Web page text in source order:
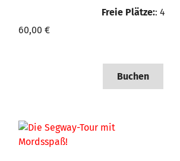
Freie Plätze:: 4
60,00 €
Buchen